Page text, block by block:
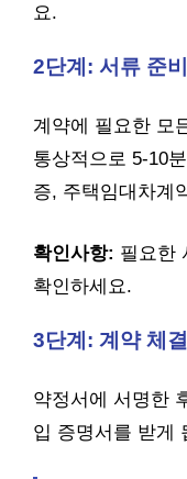
요.
2단계: 서류 준비
계약에 필요한 모
통상적으로 5-10
증, 주택임대차계
확인사항: 필요한
확인하세요.
3단계: 계약 체결
약정서에 서명한
입 증명서를 받게